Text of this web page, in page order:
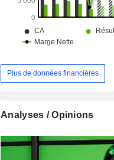
Plus de données financières
Analyses / Opinions